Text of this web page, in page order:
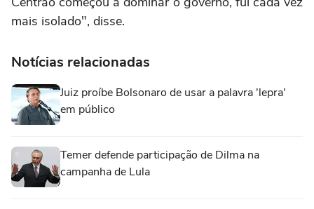
mais isolado", disse.
Notícias relacionadas
Juiz proíbe Bolsonaro de usar a palavra 'lepra'
em público
Temer defende participação de Dilma na
campanha de Lula